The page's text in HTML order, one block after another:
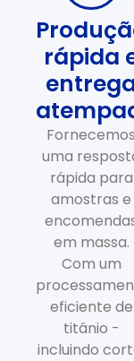
rápida
Fornecemos
uma
rápida para
amostras e
em massa.
Com um
eficiente de
titânio -
incluindo